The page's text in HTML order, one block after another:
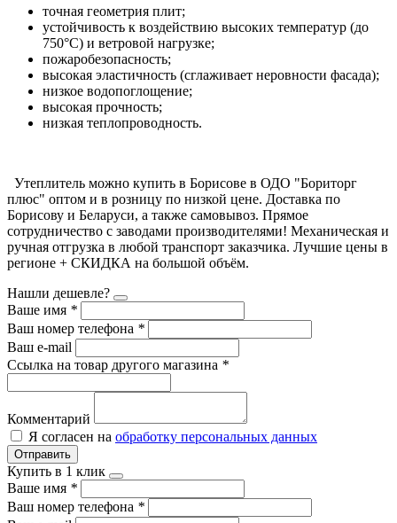
точная геометрия плит;
устойчивость к воздействию высоких температур (до
750°С) и ветровой нагрузке;
пожаробезопасность;
высокая эластичность (сглаживает неровности фасада);
низкое водопоглощение;
высокая прочность;
низкая теплопроводность.
Утеплитель можно купить в Борисове в ОДО "Бориторг
плюс" оптом и в розницу по низкой цене. Доставка по
Борисову и Беларуси, а также самовывоз. Прямое
сотрудничество с заводами производителями! Механическая и
ручная отгрузка в любой транспорт заказчика. Лучшие цены в
регионе + СКИДКА на большой объём.
Нашли дешевле?
Ваше имя *
Ваш номер телефона *
Ваш e-mail
Ссылка на товар другого магазина *
Комментарий
Я согласен на обработку персональных данных
Отправить
Купить в 1 клик
Ваше имя *
Ваш номер телефона *